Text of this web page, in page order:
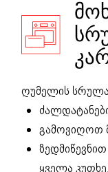
ღუმელის
გამოვიღოთ
ყველა კუთხე.